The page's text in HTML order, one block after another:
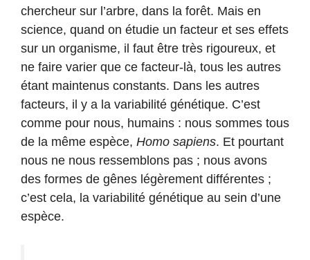
chercheur sur l’arbre, dans la forêt. Mais en
science, quand on étudie un facteur et ses effets
sur un organisme, il faut être très rigoureux, et
ne faire varier que ce facteur-là, tous les autres
étant maintenus constants. Dans les autres
facteurs, il y a la variabilité génétique. C’est
comme pour nous, humains : nous sommes tous
de la même espèce, Homo sapiens. Et pourtant
nous ne nous ressemblons pas ; nous avons
des formes de gênes légèrement différentes ;
c’est cela, la variabilité génétique au sein d’une
espèce.